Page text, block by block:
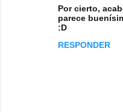
Por cierto,
parece
:D
RESPONDER